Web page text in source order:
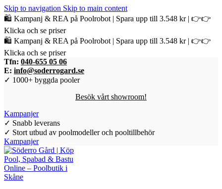
Skip to navigation Skip to main content
🛍️ Kampanj & REA på Poolrobot | Spara upp till 3.548 kr | 👉👉
Klicka och se priser
🛍️ Kampanj & REA på Poolrobot | Spara upp till 3.548 kr | 👉👉
Klicka och se priser
Tfn: 040-655 05 06
E: info@soderrogard.se
✓ 1000+ byggda pooler
Besök vårt showroom!
Kampanjer
✓ Snabb leverans
✓ Stort utbud av poolmodeller och pooltillbehör
Kampanjer